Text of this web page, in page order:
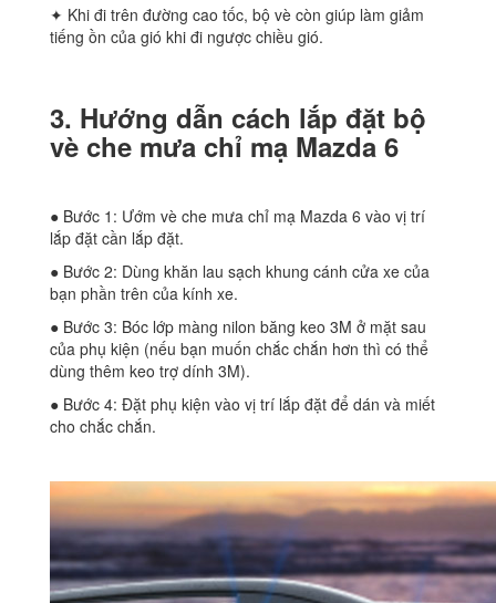
✦ Khi đi trên đường cao tốc, bộ vè còn giúp làm giảm
tiếng ồn của gió khi đi ngược chiều gió.
3. Hướng dẫn cách lắp đặt bộ
vè che mưa chỉ mạ Mazda 6
● Bước 1: Ướm vè che mưa chỉ mạ Mazda 6 vào vị trí
lắp đặt cần lắp đặt.
● Bước 2: Dùng khăn lau sạch khung cánh cửa xe của
bạn phần trên của kính xe.
● Bước 3: Bóc lớp màng nilon băng keo 3M ở mặt sau
của phụ kiện (nếu bạn muốn chắc chắn hơn thì có thể
dùng thêm keo trợ dính 3M).
● Bước 4: Đặt phụ kiện vào vị trí lắp đặt để dán và miết
cho chắc chắn.